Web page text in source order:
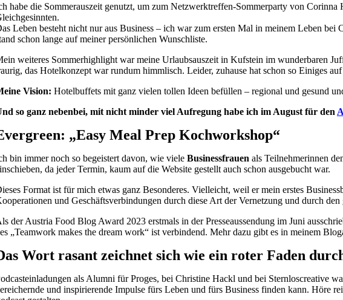
habe die Sommerauszeit genutzt, um zum Netzwerktreffen-Sommerparty von
Leben besteht nicht nur aus Business – ich war zum ersten Mal in meinem Leben
schon lange auf meiner persönlichen Wunschliste.
weiteres Sommerhighlight war meine Urlaubsauszeit in Kufstein im wunderbaren
das Hotelkonzept war rundum himmlisch. Leider, zuhause hat schon so Einiges
Vision: Hotelbuffets mit ganz vielen tollen Ideen befüllen – regional und gesund
so ganz nebenbei, mit nicht minder viel Aufregung habe ich im August für den
„Easy Meal Prep Kochworkshop“
bin immer noch so begeistert davon, wie viele Businessfrauen als Teilnehmerinnen
da jeder Termin, kaum auf die Website gestellt auch schon ausgebucht war.
Format ist für mich etwas ganz Besonderes. Vielleicht, weil er mein erstes
und Geschäftsverbindungen durch diese Art der Vernetzung und durch den
der Austria Food Blog Award 2023 erstmals in der Presseaussendung im Juni
„Teamwork makes the dream work“ ist verbindend. Mehr dazu gibt es in meinem
Wort rasant zeichnet sich wie ein roter Faden
als Alumni für Proges, bei Christine Hackl und bei Sternloscreative
und inspirierende Impulse fürs Leben und fürs Business finden kann. Höre